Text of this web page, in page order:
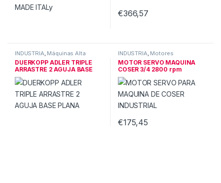
€366,57
INDUSTRIA, Máquinas Alta
Calidad
DUERKOPP ADLER TRIPLE
ARRASTRE 2 AGUJA BASE
PLANA
INDUSTRIA, Motores
industriales
MOTOR SERVO MAQUINA
COSER 3/4 2800 rpm
4500ppm
€175,45